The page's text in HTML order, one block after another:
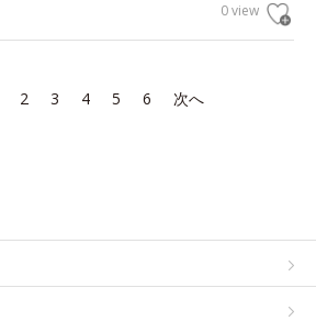
0 view
2 3 4 5 6 次へ